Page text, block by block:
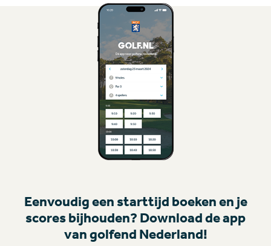
Eenvoudig een starttijd boeken en je
scores bijhouden? Download de app
van golfend Nederland!